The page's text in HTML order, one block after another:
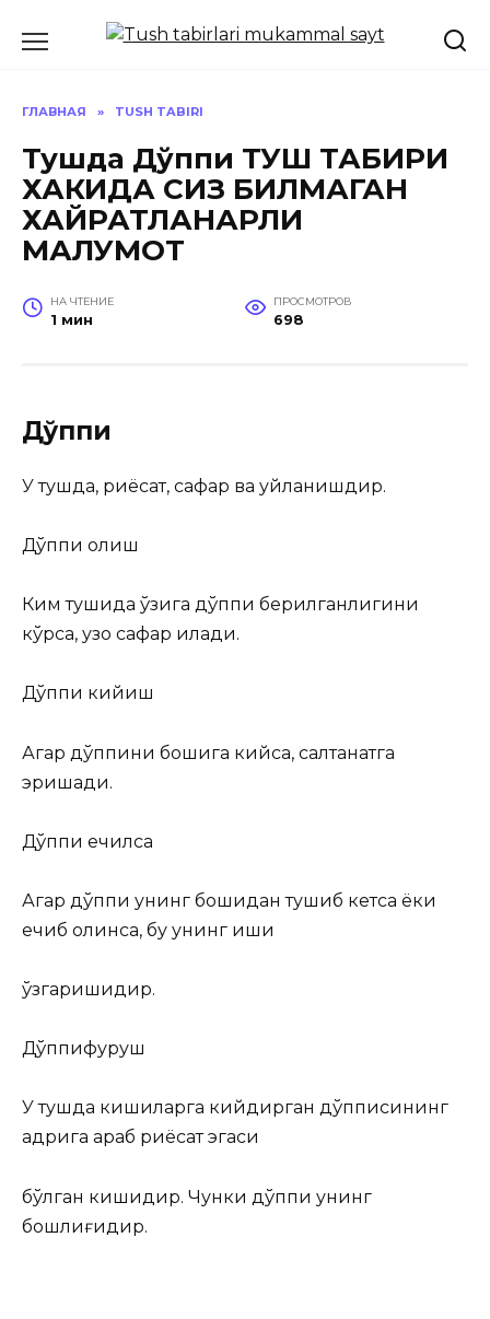
ГЛАВНАЯ » TUSH TABIRI
Тушда Дўппи ТУШ ТАБИРИ
ХАКИДА СИЗ БИЛМАГАН
ХАЙРАТЛАНАРЛИ
МАЛУМОТ
НА ЧТЕНИЕ
1 мин
ПРОСМОТРОВ
698
Дўппи
У тушда, риёсат, сафар ва уйланишдир.
Дўппи олиш
Ким тушида ўзига дўппи берилганлигини
кўрса, узоқ сафар қилади.
Дўппи кийиш
Агар дўппини бошига кийса, салтанатга
эришади.
Дўппи ечилса
Агар дўппи унинг бошидан тушиб кетса ёки
ечиб олинса, бу унинг иши
ўзгаришидир.
Дўппифуруш
У тушда кишиларга кийдирган дўпписининг
қадрига қараб риёсат эгаси
бўлган кишидир. Чунки дўппи унинг
бошлиғидир.